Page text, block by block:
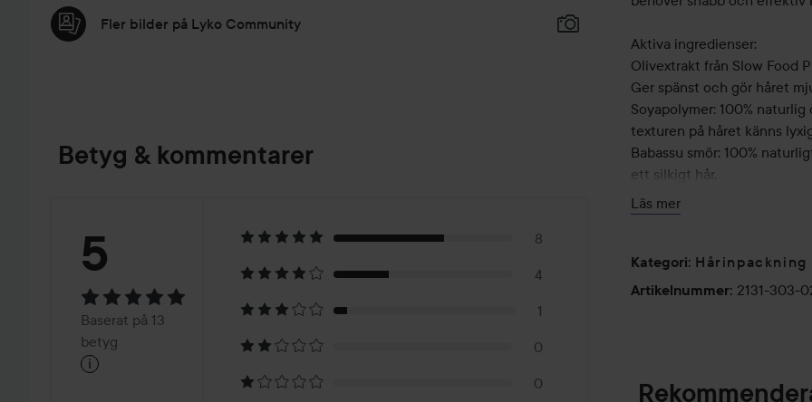
Fler bilder på Lyko Community
Betyg & kommentarer
Betyg:
5Baserat
på
5
Baserat på 13
betyg
i
8
4
1
0
0
Aktiva ingredienser:
Olivextrakt från Slow Food
Ger spänst och gör håret
Soyapolymer: 100%
texturen på håret känns
Babassu smör: 100%
ett silkigt hår.
Ingredienser med naturligt
250 ml
Läs mer
Kategori: Hårinpackning
Artikelnummer: 2131-303-